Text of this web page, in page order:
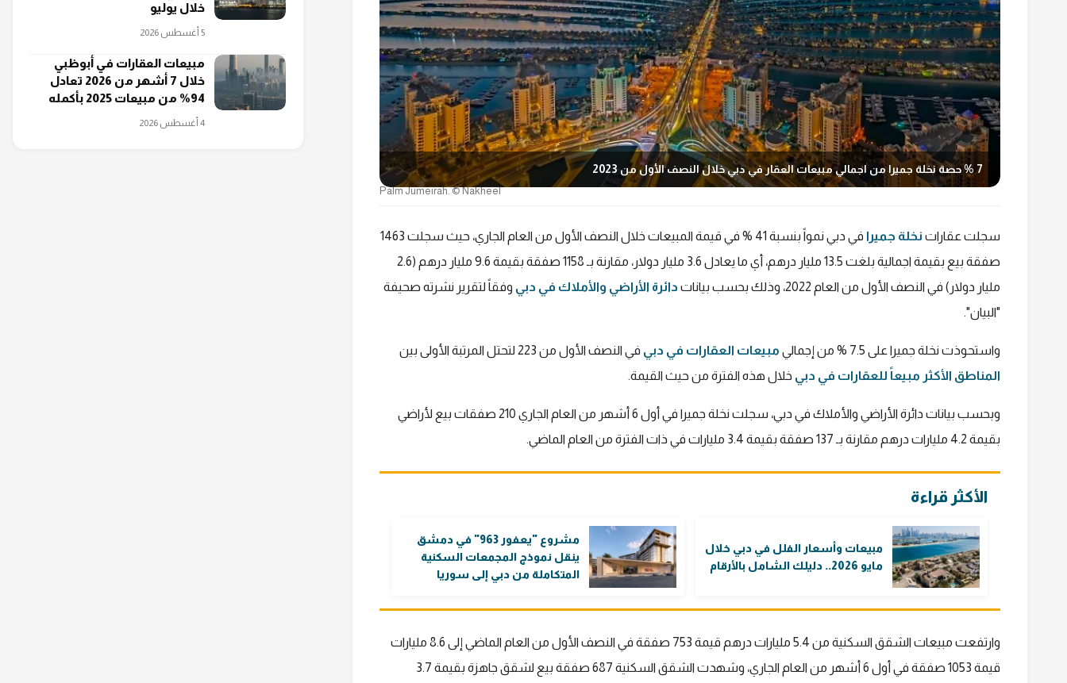
7 % حصة نخلة جميرا من اجمالي مبيعات العقار في دبي خلال النصف الأول من 2023
Palm Jumeirah. © Nakheel
سجلت عقارات نخلة جميرا
في دبي نمواً بنسبة 41 % في قيمة المبيعات خلال النصف الأول من العام الجاري، حيث سجلت 1463
صفقة بيع بقيمة اجمالية بلغت 13.5 مليار درهم، أي ما يعادل 3.6 مليار دولار، مقارنة بـ 1158 صفقة بقيمة 9.6 مليار درهم (2.6
مليار دولار) في النصف الأول من العام 2022، وذلك بحسب بيانات
دائرة الأراضي والأملاك في دبي وفقاً لتقرير نشرته صحيفة
"البيان".
واستحوذت نخلة جميرا على 7.5 % من إجمالي مبيعات العقارات في دبي في النصف الأول من 223 لتحتل المرتبة الأولى بين
المناطق الأكثر مبيعاً للعقارات في دبي خلال هذه الفترة من حيث القيمة.
وبحسب بيانات دائرة الأراضي والأملاك في دبي، سجلت نخلة جميرا في أول 6 أشهر من العام الجاري 210 صفقات بيع لأراضي
بقيمة 4.2 مليارات درهم مقارنة بـ 137 صفقة بقيمة 3.4 مليارات في ذات الفترة من العام الماضي.
الأكثر قراءة
مبيعات وأسعار الفلل في دبي خلال
مايو 2026.. دليلك الشامل بالأرقام
مشروع "يعفور 963" في دمشق
ينقل نموذج المجمعات السكنية
المتكاملة من دبي إلى سوريا
وارتفعت مبيعات الشقق السكنية من 5.4 مليارات درهم قيمة 753 صفقة في النصف الأول من العام الماضي إلى 8.6 مليارات
قيمة 1053 صفقة في أول 6 أشهر من العام الجاري، وشهدت الشقق السكنية 687 صفقة بيع لشقق جاهزة بقيمة 3.7
خلال يوليو
5 أغسطس 2026
مبيعات العقارات في أبوظبي
خلال 7 أشهر من 2026 تعادل
94% من مبيعات 2025 بأكمله
4 أغسطس 2026